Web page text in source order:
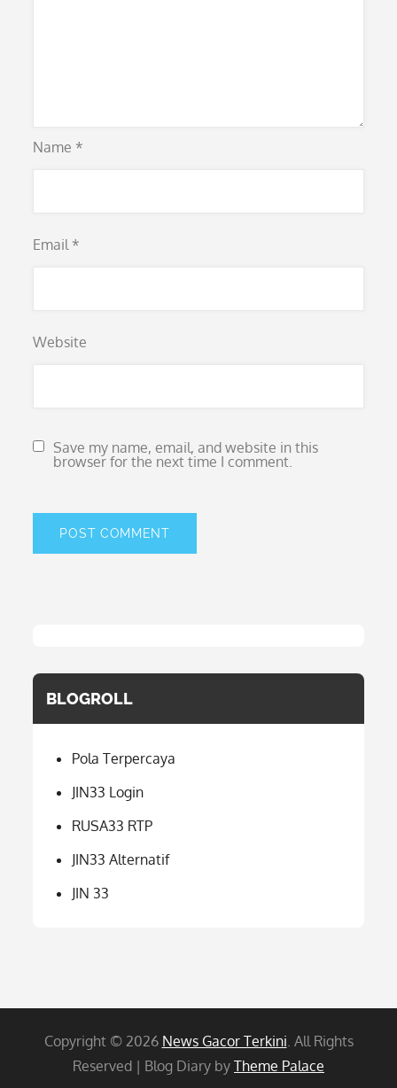
Name *
Email *
Website
Save my name, email, and website in this
browser for the next time I comment.
BLOGROLL
Pola Terpercaya
JIN33 Login
RUSA33 RTP
JIN33 Alternatif
JIN 33
Copyright © 2026 News Gacor Terkini. All Rights
Reserved | Blog Diary by Theme Palace